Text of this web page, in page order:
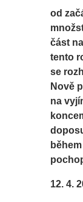
od
část
tento
se
Nově
na
12. 4.